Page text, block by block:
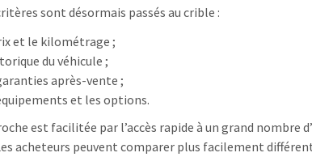
sont désormais passés au crible :
et le kilométrage ;
du véhicule ;
après-vente ;
et les options.
est facilitée par l’accès rapide à un grand nombre
acheteurs peuvent comparer plus facilement